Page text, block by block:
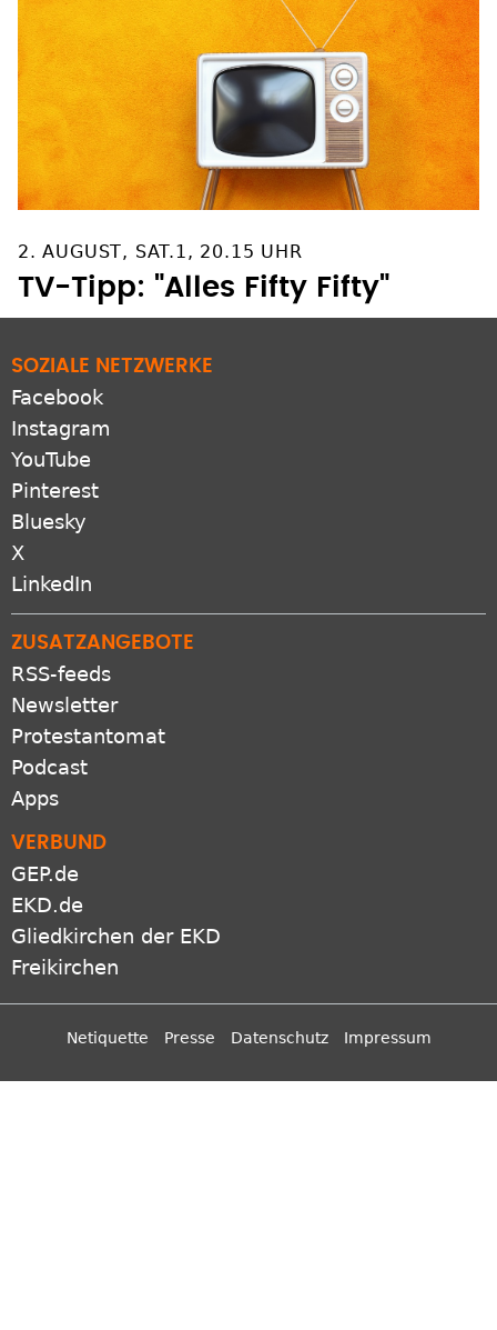
2. AUGUST, SAT.1, 20.15 UHR
TV-Tipp: "Alles Fifty Fifty"
SOZIALE NETZWERKE
Facebook
Instagram
YouTube
Pinterest
Bluesky
X
LinkedIn
ZUSATZANGEBOTE
RSS-feeds
Newsletter
Protestantomat
Podcast
Apps
VERBUND
GEP.de
EKD.de
Gliedkirchen der EKD
Freikirchen
Netiquette Presse Datenschutz Impressum